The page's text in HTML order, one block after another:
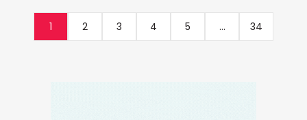
1 2 3 4 5 ... 34